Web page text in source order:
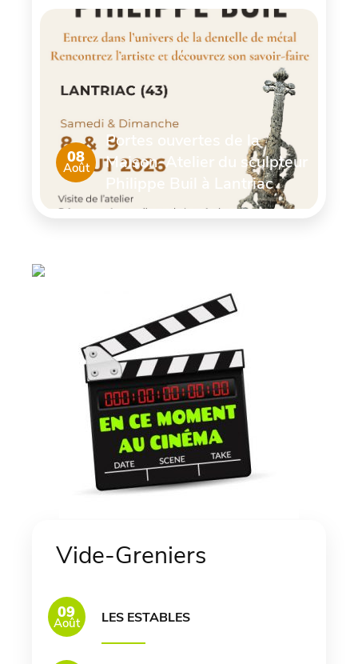
08
Août
Portes ouvertes de la
Maison-Atelier du sculpteur
Philippe Buil à Lantriac
Vide-Greniers
09
Août LES ESTABLES